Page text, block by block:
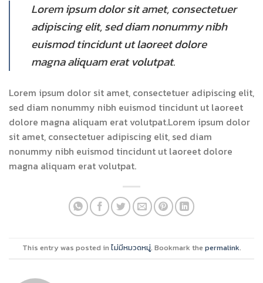
Lorem ipsum dolor sit amet, consectetuer
adipiscing elit, sed diam nonummy nibh
euismod tincidunt ut laoreet dolore
magna aliquam erat volutpat.
Lorem ipsum dolor sit amet, consectetuer adipiscing elit,
sed diam nonummy nibh euismod tincidunt ut laoreet
dolore magna aliquam erat volutpat.Lorem ipsum dolor
sit amet, consectetuer adipiscing elit, sed diam
nonummy nibh euismod tincidunt ut laoreet dolore
magna aliquam erat volutpat.
This entry was posted in ไม่มีหมวดหมู่. Bookmark the permalink.